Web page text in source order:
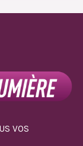
VOS